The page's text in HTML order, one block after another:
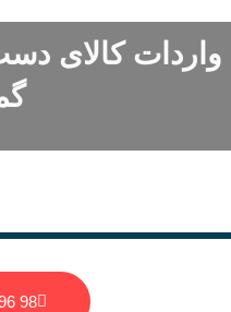
واردات کالای
98 96 397 0911